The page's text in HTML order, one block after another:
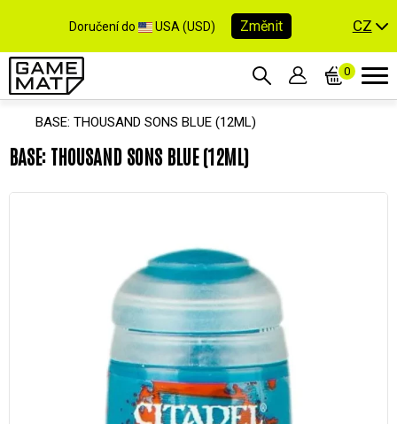
Doručení do USA (USD) Změnit CZ
0
BASE: THOUSAND SONS BLUE (12ML)
BASE: THOUSAND SONS BLUE (12ML)